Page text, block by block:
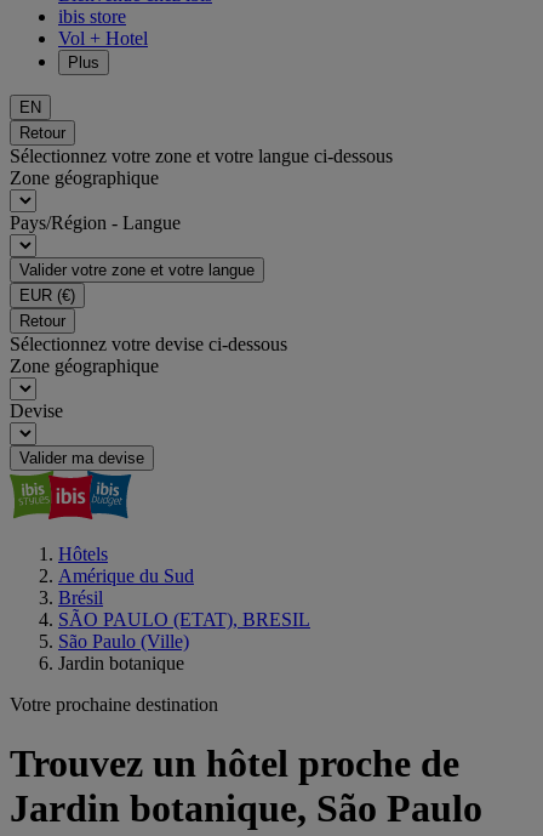
ibis store
Vol + Hotel
Plus
EN
Retour
Sélectionnez votre zone et votre langue ci-dessous
Zone géographique
Pays/Région - Langue
Valider votre zone et votre langue
EUR (€)
Retour
Sélectionnez votre devise ci-dessous
Zone géographique
Devise
Valider ma devise
Hôtels
Amérique du Sud
Brésil
SÃO PAULO (ETAT), BRESIL
São Paulo (Ville)
Jardin botanique
Votre prochaine destination
Trouvez un hôtel proche de
Jardin botanique, São Paulo